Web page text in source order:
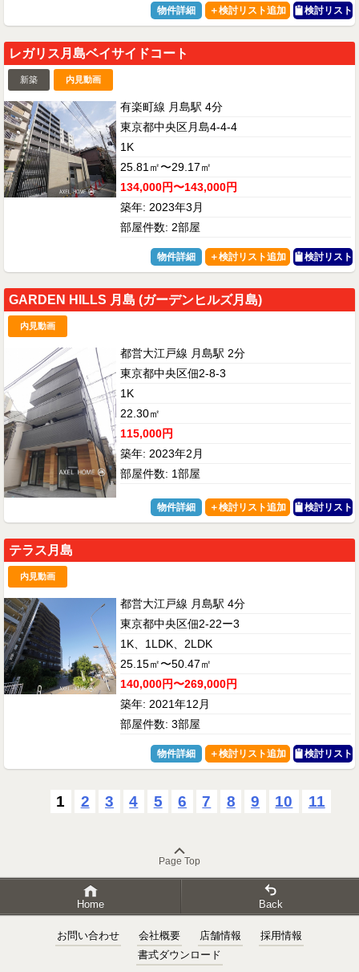
物件詳細 検討リスト
レガリス月島ベイサイドコート
新築 内見動画
有楽町線 月島駅 4分
東京都中央区月島4-4-4
1K
25.81㎡〜29.17㎡
134,000円〜143,000円
築年: 2023年3月
部屋件数: 2部屋
物件詳細 検討リスト
GARDEN HILLS 月島 (ガーデンヒルズ月島)
内見動画
都営大江戸線 月島駅 2分
東京都中央区佃2-8-3
1K
22.30㎡
115,000円
築年: 2023年2月
部屋件数: 1部屋
物件詳細 検討リスト
テラス月島
内見動画
都営大江戸線 月島駅 4分
東京都中央区佃2-22ー3
1K、1LDK、2LDK
25.15㎡〜50.47㎡
140,000円〜269,000円
築年: 2021年12月
部屋件数: 3部屋
物件詳細 検討リスト
1 2 3 4 5 6 7 8 9 10 11
Page Top
Home Back
お問い合わせ 会社概要 店舗情報
採用情報
書式ダウンロード